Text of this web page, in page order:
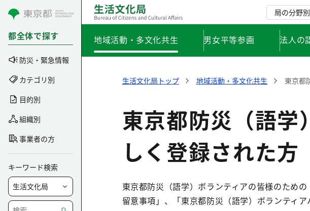
コンテンツにスキップ
都全体で探す
防災・緊急情報
カテゴリ別
目的別
組織別
事業者の方
キーワード検索
局の分野別
地域活動・多文化共生 男女平等参画 法人の
生活文化局トップ 地域活動・多文化共生 東京都
東京都防災（語学
しく登録された方
東京都防災（語学）ボランティアの皆様のため
留意事項」、「東京都防災（語学）ボランティア